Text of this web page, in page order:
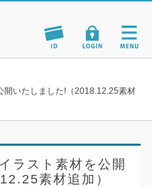
開いたしました!（2018.12.25素材
ラスト素材を公開
素材追加）